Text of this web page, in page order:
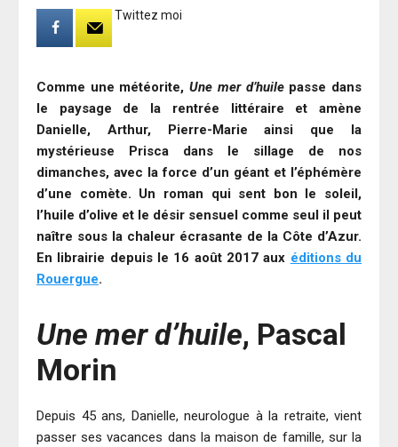
Twittez moi
Comme une météorite,Une mer d’huilepasse dans
le paysage de la rentrée littéraire et amène
Danielle, Arthur, Pierre-Marie ainsi que la
mystérieuse Prisca dans le sillage de nos
dimanches, avec la force d’un géant et l’éphémère
d’une comète. Un roman qui sent bon le soleil,
l’huile d’olive et le désir sensuel comme seul il peut
naître sous la chaleur écrasante de la Côte d’Azur.
En librairie depuis le 16 août 2017 aux éditions du
Rouergue.
Une mer d’huile, Pascal
Morin
Depuis 45 ans, Danielle, neurologue à la retraite, vient
passer ses vacances dans la maison de famille, sur la